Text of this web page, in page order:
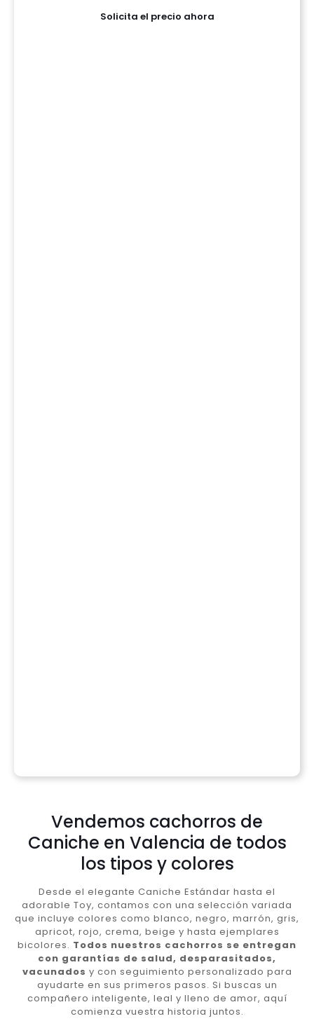
Vendemos cachorros de
Caniche en Valencia de todos
los tipos y colores
Desde el elegante Caniche Estándar hasta el
adorable Toy, contamos con una selección variada
que incluye colores como blanco, negro, marrón, gris,
apricot, rojo, crema, beige y hasta ejemplares
bicolores. Todos nuestros cachorros se entregan
con garantías de salud, desparasitados,
vacunados y con seguimiento personalizado para
ayudarte en sus primeros pasos. Si buscas un
compañero inteligente, leal y lleno de amor, aquí
comienza vuestra historia juntos.
Solicita el precio ahora